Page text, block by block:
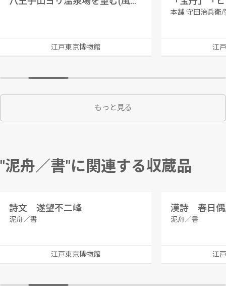
江戸東京博物館
本舗 守田治兵衛/
江
もっと見る
"泥舟／書"に関連する収蔵品
詩文 遂望不二峰
泥舟／書
江戸東京博物館
漢詩 春日偶
泥舟／書
江